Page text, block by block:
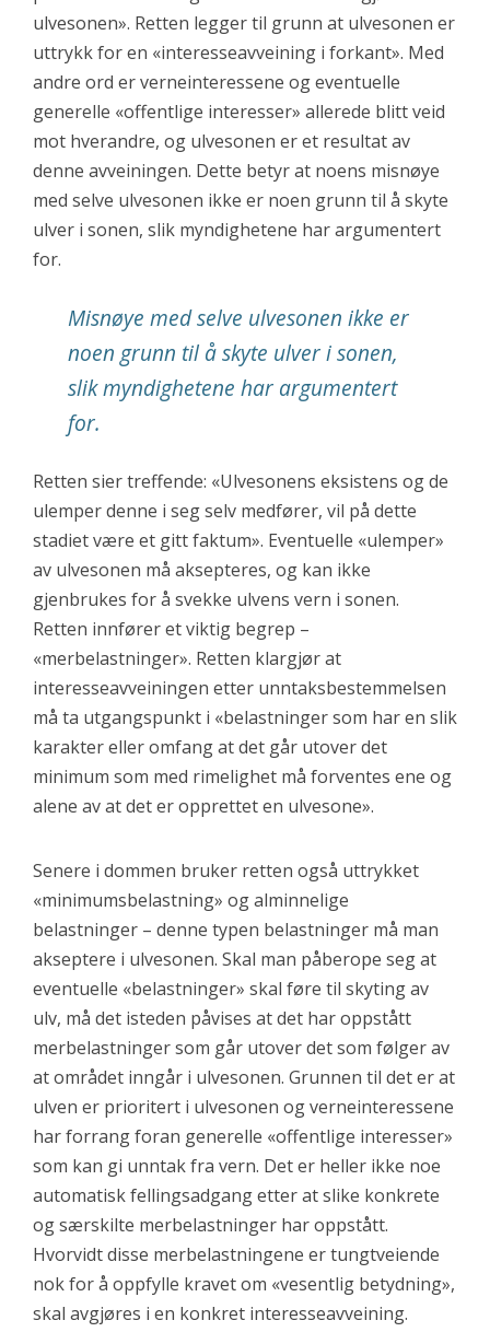
ulvesonen». Retten legger til grunn at ulvesonen er
uttrykk for en «interesseavveining i forkant». Med
andre ord er verneinteressene og eventuelle
generelle «offentlige interesser» allerede blitt veid
mot hverandre, og ulvesonen er et resultat av
denne avveiningen. Dette betyr at noens misnøye
med selve ulvesonen ikke er noen grunn til å skyte
ulver i sonen, slik myndighetene har argumentert
for.
Misnøye med selve ulvesonen ikke er
noen grunn til å skyte ulver i sonen,
slik myndighetene har argumentert
for.
Retten sier treffende: «Ulvesonens eksistens og de
ulemper denne i seg selv medfører, vil på dette
stadiet være et gitt faktum». Eventuelle «ulemper»
av ulvesonen må aksepteres, og kan ikke
gjenbrukes for å svekke ulvens vern i sonen.
Retten innfører et viktig begrep –
«merbelastninger». Retten klargjør at
interesseavveiningen etter unntaksbestemmelsen
må ta utgangspunkt i «belastninger som har en slik
karakter eller omfang at det går utover det
minimum som med rimelighet må forventes ene og
alene av at det er opprettet en ulvesone».
Senere i dommen bruker retten også uttrykket
«minimumsbelastning» og alminnelige
belastninger – denne typen belastninger må man
akseptere i ulvesonen. Skal man påberope seg at
eventuelle «belastninger» skal føre til skyting av
ulv, må det isteden påvises at det har oppstått
merbelastninger som går utover det som følger av
at området inngår i ulvesonen. Grunnen til det er at
ulven er prioritert i ulvesonen og verneinteressene
har forrang foran generelle «offentlige interesser»
som kan gi unntak fra vern. Det er heller ikke noe
automatisk fellingsadgang etter at slike konkrete
og særskilte merbelastninger har oppstått.
Hvorvidt disse merbelastningene er tungtveiende
nok for å oppfylle kravet om «vesentlig betydning»,
skal avgjøres i en konkret interesseavveining.